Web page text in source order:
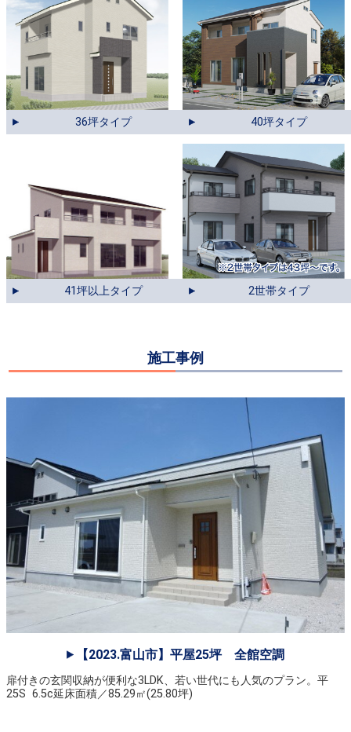
36坪タイプ 40坪タイプ
41坪以上タイプ 2世帯タイプ
施工事例
【2023.富山市】平屋25坪 全館空調
扉付きの玄関収納が便利な3LDK、若い世代にも人気のプラン。平
25S 6.5c延床面積／85.29㎡(25.80坪)